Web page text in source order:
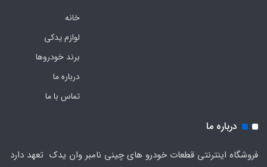
خانه
لوازم یدکی
برند خودروها
درباره ما
تماس با ما
درباره ما
فروشگاه اینترنتی قطعات خودرو های چینی نامبر وان یدک تعهد دارد